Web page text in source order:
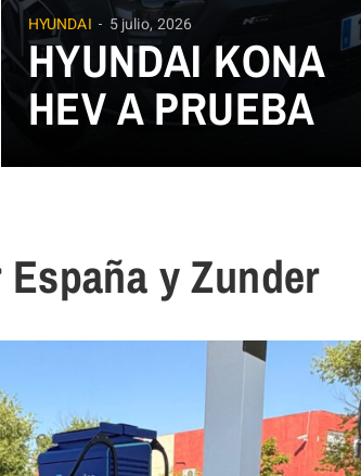
HYUNDAI 5 julio, 2026
HYUNDAI KONA
HEV A PRUEBA
y Zunder